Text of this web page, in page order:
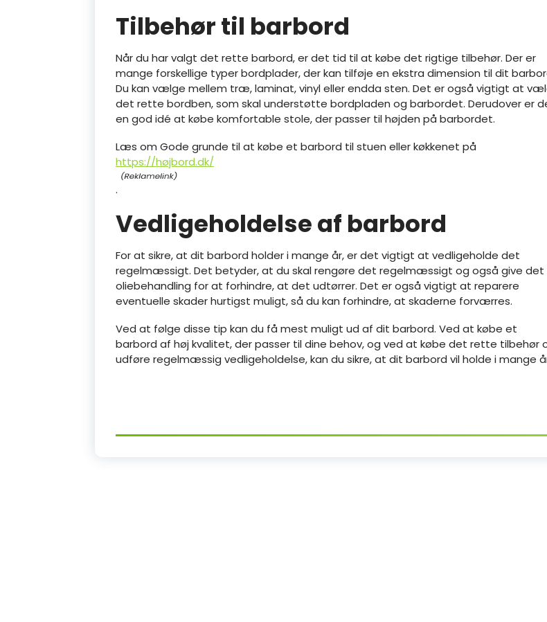
Tilbehør til barbord
Når du har valgt det rette barbord, er det tid til at købe det rigtige tilbehør. Der er
mange forskellige typer bordplader, der kan tilføje en ekstra dimension til dit
Du kan vælge mellem træ, laminat, vinyl eller endda sten. Det er også vigtigt at
det rette bordben, som skal understøtte bordpladen og barbordet. Derudover er
en god idé at købe komfortable stole, der passer til højden på barbordet.
Læs om Gode grunde til at købe et barbord til stuen eller køkkenet på
https://højbord.dk/
.
Vedligeholdelse af barbord
For at sikre, at dit barbord holder i mange år, er det vigtigt at vedligeholde det
regelmæssigt. Det betyder, at du skal rengøre det regelmæssigt og også give det
oliebehandling for at forhindre, at det udtørrer. Det er også vigtigt at reparere
eventuelle skader hurtigst muligt, så du kan forhindre, at skaderne forværres.
Ved at følge disse tip kan du få mest muligt ud af dit barbord. Ved at købe et
barbord af høj kvalitet, der passer til dine behov, og ved at købe det rette tilbehør
udføre regelmæssig vedligeholdelse, kan du sikre, at dit barbord vil holde i mange